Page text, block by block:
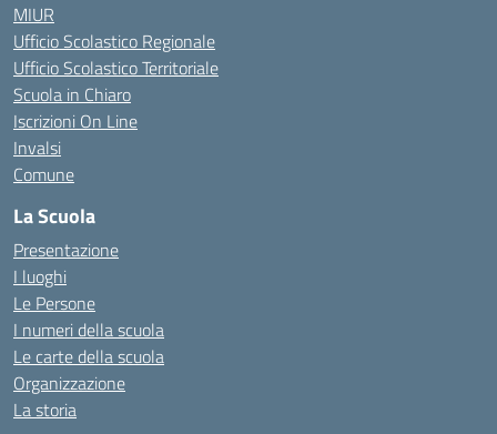
MIUR
Ufficio Scolastico Regionale
Ufficio Scolastico Territoriale
Scuola in Chiaro
Iscrizioni On Line
Invalsi
Comune
La Scuola
Presentazione
I luoghi
Le Persone
I numeri della scuola
Le carte della scuola
Organizzazione
La storia